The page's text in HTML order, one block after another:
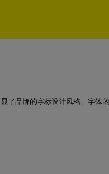
了品牌的字标设计风格。字体